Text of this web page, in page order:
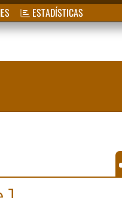
ESTADÍSTICAS